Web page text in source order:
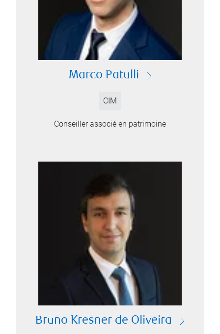
Marco Patulli
CIM
Conseiller associé en patrimoine
Bruno Kresner de Oliveira